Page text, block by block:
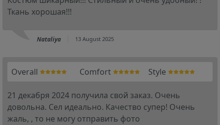
Ткань хорошая!!!
Nataliya 13 August 2025
Overall Comfort Style
21 декабря 2024 получила свой заказ. Очень
довольна. Сел идеально. Качество супер! Очень
жаль, , то не могу отправить фото